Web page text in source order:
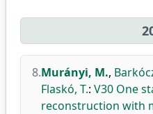
8.Murányi, M.,
Flaskó, T.: V30 One
reconstruction with